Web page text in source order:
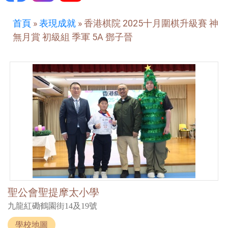
首頁 »表現成就 »香港棋院 2025十月圍棋升級賽 神
無月賞 初級組 季軍 5A 鄧子晉
聖公會聖提摩太小學
九龍紅磡鶴園街14及19號
學校地圖